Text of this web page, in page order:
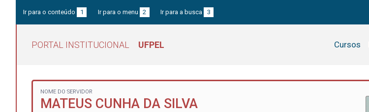
Ir para o conteúdo 1 Ir para o menu 2 Ir para a busca 3
PORTAL INSTITUCIONAL UFPEL Cursos
NOME DO SERVIDOR
MATEUS CUNHA DA SILVA